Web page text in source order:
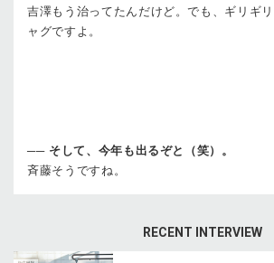
吉澤もう治ってたんだけど。でも、ギリギ
ャグですよ。
── そして、今年も出るぞと（笑）。
斉藤そうですね。
RECENT INTERVIEW